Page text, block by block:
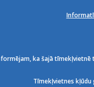
ka šajā
Tīmekļvietnes